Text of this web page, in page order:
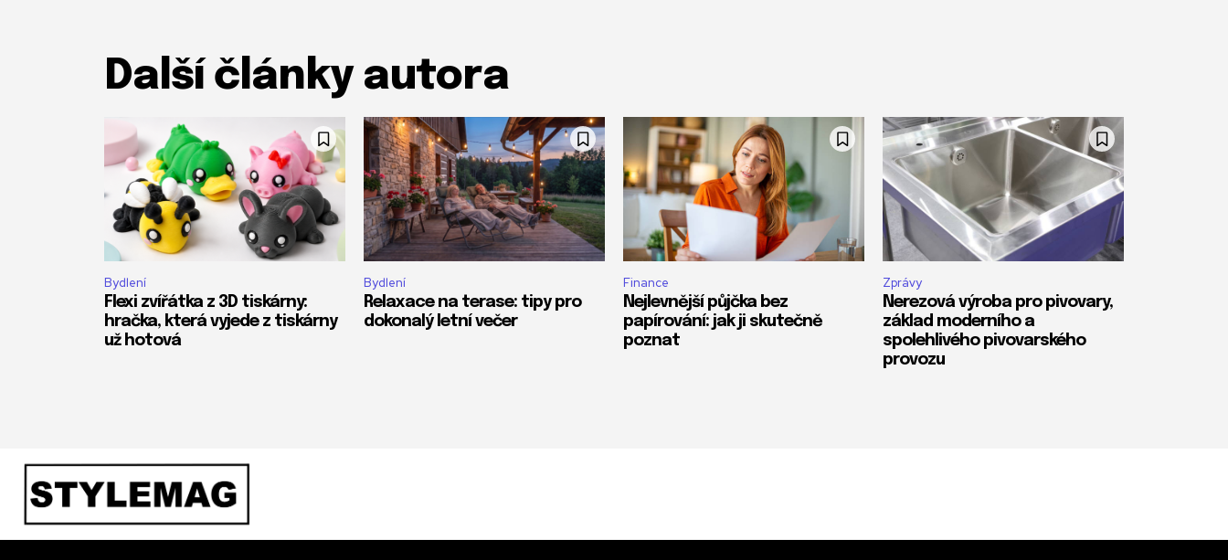
Další články autora
Bydlení
Flexi zvířátka z 3D tiskárny:
hračka, která vyjede z tiskárny
už hotová
Bydlení
Relaxace na terase: tipy pro
dokonalý letní večer
Finance
Nejlevnější půjčka bez
papírování: jak ji skutečně
poznat
Zprávy
Nerezová výroba pro pivovary,
základ moderního a
spolehlivého pivovarského
provozu